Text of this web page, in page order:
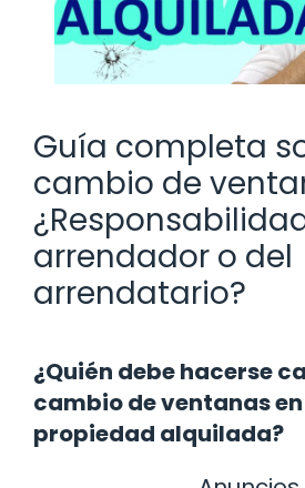
Guía completa
cambio de
arrendador o del
arrendatario?
¿Quién debe hacerse
cambio de ventanas
propiedad alquilada?